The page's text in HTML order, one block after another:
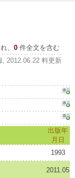
、 0件全文を含む
, 2012.06.22 料更新
出版年
月日
1993
2011.05